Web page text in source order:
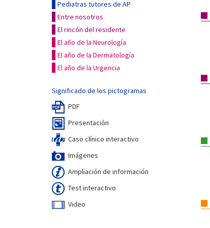
Pediatras tutores de AP
Entre nosotros
El rincón del residente
El año de la Neurología
El año de la Dermatología
El año de la Urgencia
Significado de los pictogramas
PDF
Presentación
Caso clínico interactivo
Imágenes
Ampliación de información
Test interactivo
Video